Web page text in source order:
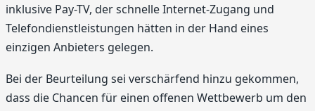
inklusive Pay-TV, der schnelle Internet-Zugang und
Telefondienstleistungen hätten in der Hand eines
einzigen Anbieters gelegen.
Bei der Beurteilung sei verschärfend hinzu gekommen,
dass die Chancen für einen offenen Wettbewerb um den